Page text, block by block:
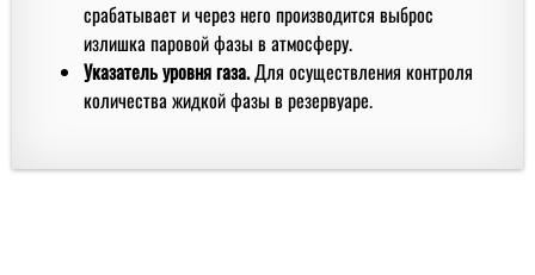
срабатывает и через него производится выброс
излишка паровой фазы в атмосферу.
Указатель уровня газа.Для осуществления контроля
количества жидкой фазы в резервуаре.